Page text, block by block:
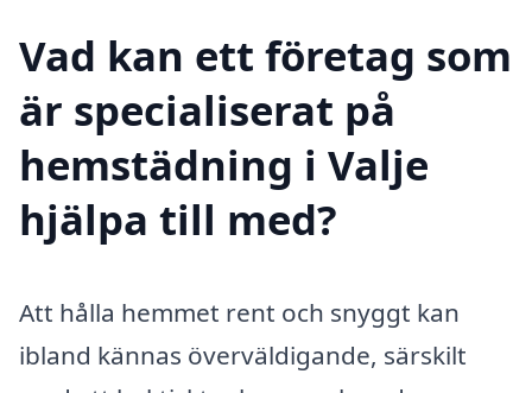
Vad kan ett företag som
är specialiserat på
hemstädning i Valje
hjälpa till med?
Att hålla hemmet rent och snyggt kan
ibland kännas överväldigande, särskilt